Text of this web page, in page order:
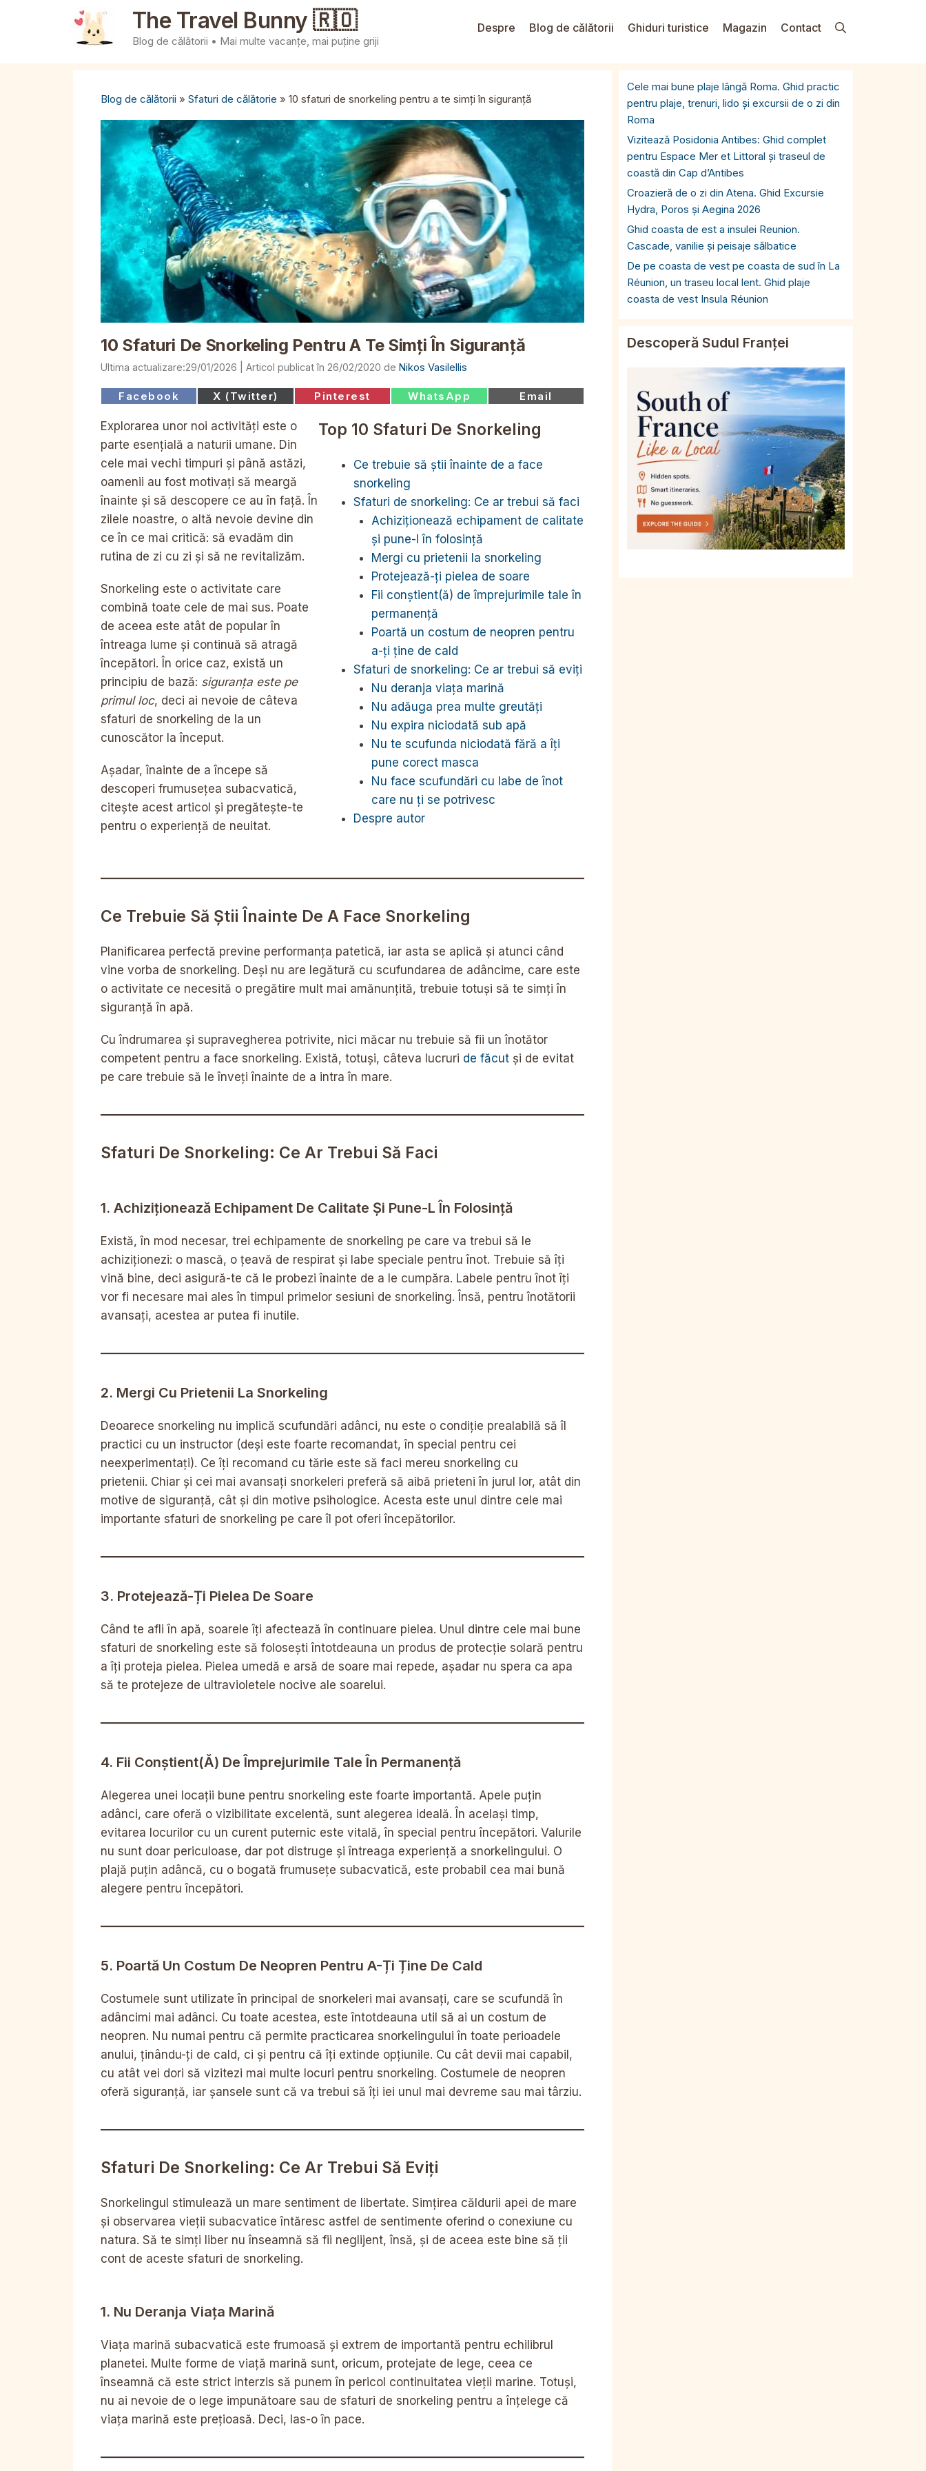
The Travel Bunny 🇷🇴
Blog de călătorii • Mai multe vacanțe, mai puține griji
Despre Blog de călătorii Ghiduri turistice Magazin Contact
Blog de călătorii » Sfaturi de călătorie » 10 sfaturi de snorkeling pentru a te simți în siguranță
10 Sfaturi De Snorkeling Pentru A Te Simți În Siguranță
29/01/2026 26/02/2020 de Nikos Vasilellis
Share
on
Facebook Share
on
X (Twitter) Share
on
Pinterest Share
on
WhatsApp Share
on
Email
Explorarea unor noi activități este o
parte esențială a naturii umane. Din
cele mai vechi timpuri și până astăzi,
oamenii au fost motivați să meargă
înainte și să descopere ce au în față. În
zilele noastre, o altă nevoie devine din
ce în ce mai critică: să evadăm din
rutina de zi cu zi și să ne revitalizăm.
Snorkeling este o activitate care
combină toate cele de mai sus. Poate
de aceea este atât de popular în
întreaga lume și continuă să atragă
începători. În orice caz, există un
principiu de bază: siguranța este pe
primul loc, deci ai nevoie de câteva
sfaturi de snorkeling de la un
cunoscător la început.
Așadar, înainte de a începe să
descoperi frumusețea subacvatică,
citește acest articol și pregătește-te
pentru o experiență de neuitat.
Top 10 Sfaturi De Snorkeling
Ce trebuie să știi înainte de a face
snorkeling
Sfaturi de snorkeling: Ce ar trebui să faci
Achiziționează echipament de calitate
și pune-l în folosință
Mergi cu prietenii la snorkeling
Protejează-ți pielea de soare
Fii conștient(ă) de împrejurimile tale în
permanență
Poartă un costum de neopren pentru
a-ți ține de cald
Sfaturi de snorkeling: Ce ar trebui să eviți
Nu deranja viața marină
Nu adăuga prea multe greutăți
Nu expira niciodată sub apă
Nu te scufunda niciodată fără a îți
pune corect masca
Nu face scufundări cu labe de înot
care nu ți se potrivesc
Despre autor
Ce Trebuie Să Știi Înainte De A Face Snorkeling
Planificarea perfectă previne performanța patetică, iar asta se aplică și atunci când
vine vorba de snorkeling. Deși nu are legătură cu scufundarea de adâncime, care este
o activitate ce necesită o pregătire mult mai amănunțită, trebuie totuși să te simți în
siguranță în apă.
Cu îndrumarea și supravegherea potrivite, nici măcar nu trebuie să fii un înotător
competent pentru a face snorkeling. Există, totuși, câteva lucruri de făcut și de evitat
pe care trebuie să le înveți înainte de a intra în mare.
Sfaturi De Snorkeling: Ce Ar Trebui Să Faci
1. Achiziționează Echipament De Calitate Și Pune-L În Folosință
Există, în mod necesar, trei echipamente de snorkeling pe care va trebui să le
achiziționezi: o mască, o țeavă de respirat și labe speciale pentru înot. Trebuie să îți
vină bine, deci asigură-te că le probezi înainte de a le cumpăra. Labele pentru înot îți
vor fi necesare mai ales în timpul primelor sesiuni de snorkeling. Însă, pentru înotătorii
avansați, acestea ar putea fi inutile.
2. Mergi Cu Prietenii La Snorkeling
Deoarece snorkeling nu implică scufundări adânci, nu este o condiție prealabilă să îl
practici cu un instructor (deși este foarte recomandat, în special pentru cei
neexperimentați). Ce îți recomand cu tărie este să faci mereu snorkeling cu
prietenii. Chiar și cei mai avansați snorkeleri preferă să aibă prieteni în jurul lor, atât din
motive de siguranță, cât și din motive psihologice. Acesta este unul dintre cele mai
importante sfaturi de snorkeling pe care îl pot oferi începătorilor.
3. Protejează-Ți Pielea De Soare
Când te afli în apă, soarele îți afectează în continuare pielea. Unul dintre cele mai bune
sfaturi de snorkeling este să folosești întotdeauna un produs de protecție solară pentru
a îți proteja pielea. Pielea umedă e arsă de soare mai repede, așadar nu spera ca apa
să te protejeze de ultravioletele nocive ale soarelui.
4. Fii Conștient(ă) De Împrejurimile Tale În Permanență
Alegerea unei locații bune pentru snorkeling este foarte importantă. Apele puțin
adânci, care oferă o vizibilitate excelentă, sunt alegerea ideală. În același timp,
evitarea locurilor cu un curent puternic este vitală, în special pentru începători. Valurile
nu sunt doar periculoase, dar pot distruge și întreaga experiență a snorkelingului. O
plajă puțin adâncă, cu o bogată frumusețe subacvatică, este probabil cea mai bună
alegere pentru începători.
5. Poartă Un Costum De Neopren Pentru A-Ți Ține De Cald
Costumele sunt utilizate în principal de snorkeleri mai avansați, care se scufundă în
adâncimi mai adânci. Cu toate acestea, este întotdeauna util să ai un costum de
neopren. Nu numai pentru că permite practicarea snorkelingului în toate perioadele
anului, ținându-ți de cald, ci și pentru că îți extinde opțiunile. Cu cât devii mai capabil,
cu atât vei dori să vizitezi mai multe locuri pentru snorkeling. Costumele de neopren
oferă siguranță, iar șansele sunt că va trebui să îți iei unul mai devreme sau mai târziu.
Sfaturi De Snorkeling: Ce Ar Trebui Să Eviți
Snorkelingul stimulează un mare sentiment de libertate. Simțirea căldurii apei de mare
și observarea vieții subacvatice întăresc astfel de sentimente oferind o conexiune cu
natura. Să te simți liber nu înseamnă să fii neglijent, însă, și de aceea este bine să ții
cont de aceste sfaturi de snorkeling.
1. Nu Deranja Viața Marină
Viața marină subacvatică este frumoasă și extrem de importantă pentru echilibrul
planetei. Multe forme de viață marină sunt, oricum, protejate de lege, ceea ce
înseamnă că este strict interzis să punem în pericol continuitatea vieții marine. Totuși,
nu ai nevoie de o lege impunătoare sau de sfaturi de snorkeling pentru a înțelege că
viața marină este prețioasă. Deci, las-o în pace.
Cele mai bune plaje lângă Roma. Ghid practic
pentru plaje, trenuri, lido și excursii de o zi din
Roma
Vizitează Posidonia Antibes: Ghid complet
pentru Espace Mer et Littoral și traseul de
coastă din Cap d’Antibes
Croazieră de o zi din Atena. Ghid Excursie
Hydra, Poros și Aegina 2026
Ghid coasta de est a insulei Reunion.
Cascade, vanilie și peisaje sălbatice
De pe coasta de vest pe coasta de sud în La
Réunion, un traseu local lent. Ghid plaje
coasta de vest Insula Réunion
Descoperă Sudul Franței